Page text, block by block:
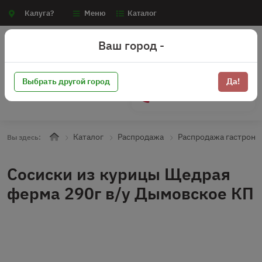
Калуга? Меню Каталог
Вы здесь: Каталог Распродажа Распродажа
Сосиски из курицы Щедрая
ферма 290г в/у Дымовское КП
Ваш город -
Выбрать другой город Да!